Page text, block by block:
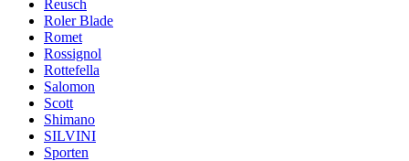
Reusch
Roler Blade
Romet
Rossignol
Rottefella
Salomon
Scott
Shimano
SILVINI
Sporten